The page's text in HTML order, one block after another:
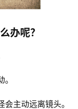
办呢？
主动远离镜头。